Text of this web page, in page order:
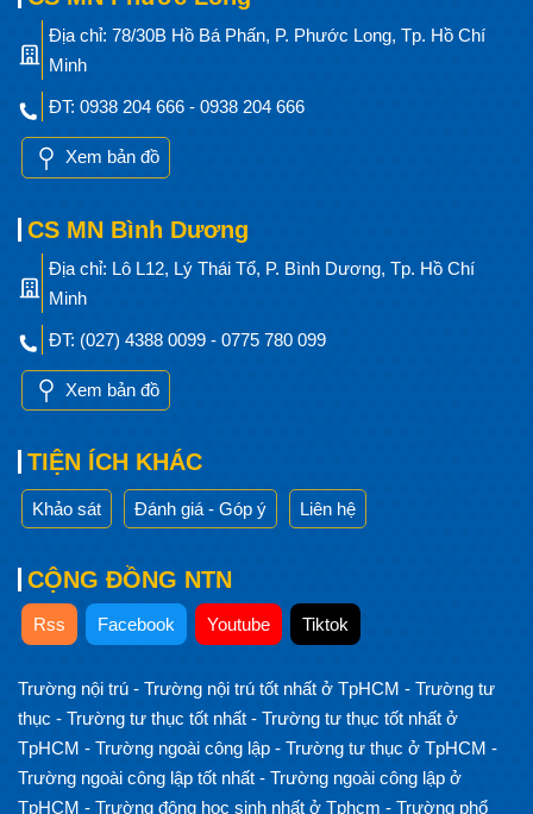
Địa chỉ: 78/30B Hồ Bá Phấn, P. Phước Long, Tp. Hồ Chí
Minh
ĐT: 0938 204 666 - 0938 204 666
Xem bản đồ
CS MN Bình Dương
Địa chỉ: Lô L12, Lý Thái Tổ, P. Bình Dương, Tp. Hồ Chí
Minh
ĐT: (027) 4388 0099 - 0775 780 099
Xem bản đồ
TIỆN ÍCH KHÁC
Khảo sát Đánh giá - Góp ý Liên hệ
CỘNG ĐỒNG NTN
Rss Facebook Youtube Tiktok
Trường nội trú - Trường nội trú tốt nhất ở TpHCM - Trường tư
thục - Trường tư thục tốt nhất - Trường tư thục tốt nhất ở
TpHCM - Trường ngoài công lập - Trường tư thục ở TpHCM -
Trường ngoài công lập tốt nhất - Trường ngoài công lập ở
TpHCM - Trường đông học sinh nhất ở Tphcm - Trường phổ